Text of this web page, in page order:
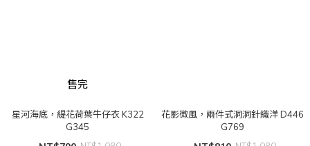
售完
星河海底，緹花荷葉牛仔衣 K322
G345
花影微風，兩件式洞洞針織洋 D446
G769